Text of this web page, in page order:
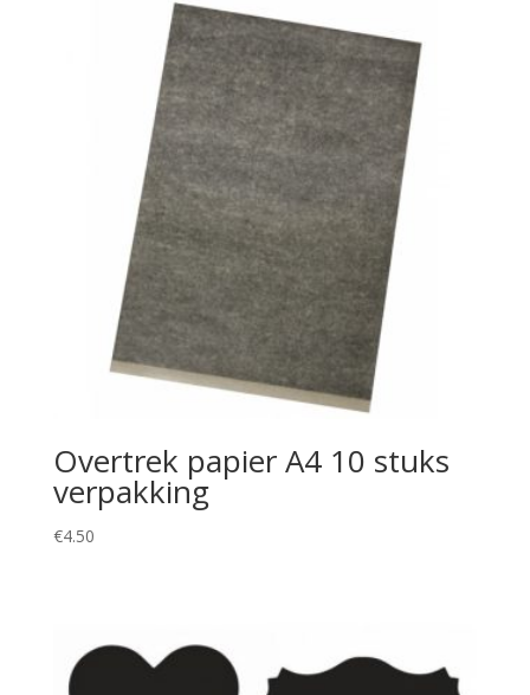
Overtrek papier A4 10 stuks
verpakking
€4.50